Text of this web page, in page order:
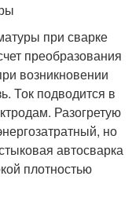
при сварке
преобразования
возникновении
Ток подводится в
Разогретую
но
автосварка
плотностью